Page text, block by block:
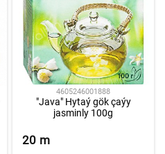
4605246001888
"Java" Hytaý gök çaýy
jasminly 100g
20 m